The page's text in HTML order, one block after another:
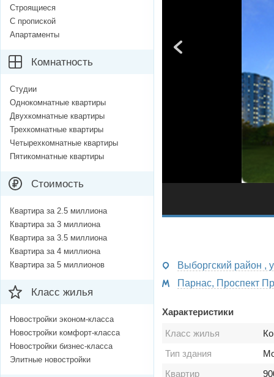
Выборгский район ,
Характеристики
Класс жилья
Тип здания
Квартир
Строящиеся
С пропиской
Апартаменты
Комнатность
Студии
Однокомнатные квартиры
Двухкомнатные квартиры
Трехкомнатные квартиры
Четырехкомнатные квартиры
Пятикомнатные квартиры
Стоимость
Квартира за 2.5 миллиона
Квартира за 3 миллиона
Квартира за 3.5 миллиона
Квартира за 4 миллиона
Квартира за 5 миллионов
Класс жилья
Новостройки эконом-класса
Новостройки комфорт-класса
Новостройки бизнес-класса
Элитные новостройки